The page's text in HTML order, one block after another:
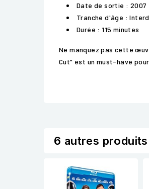
Date de sortie : 2007
Tranche d'âge :
Durée : 115 minutes
Ne manquez pas cette
Cut" est un must-have
6 autres